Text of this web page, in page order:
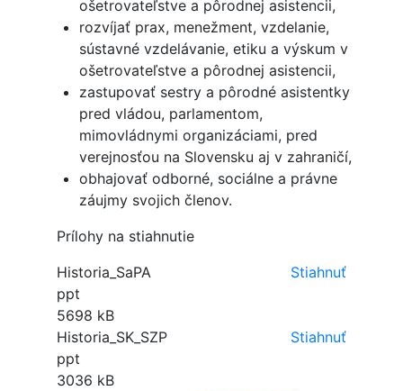
ošetrovateľstve a pôrodnej asistencii,
rozvíjať prax, menežment, vzdelanie,
sústavné vzdelávanie, etiku a výskum v
ošetrovateľstve a pôrodnej asistencii,
zastupovať sestry a pôrodné asistentky
pred vládou, parlamentom,
mimovládnymi organizáciami, pred
verejnosťou na Slovensku aj v zahraničí,
obhajovať odborné, sociálne a právne
záujmy svojich členov.
Prílohy na stiahnutie
Historia_SaPA
Stiahnuť
ppt
5698 kB
Historia_SK_SZP
Stiahnuť
ppt
3036 kB